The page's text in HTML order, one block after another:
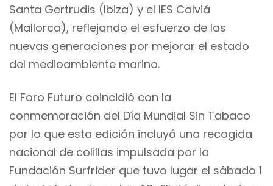
Santa Gertrudis (Ibiza) y el IES Calviá
(Mallorca), reflejando el esfuerzo de las
nuevas generaciones por mejorar el estado
del medioambiente marino.
El Foro Futuro coincidió con la
conmemoración del Día Mundial Sin Tabaco
por lo que esta edición incluyó una recogida
nacional de colillas impulsada por la
Fundación Surfrider que tuvo lugar el sábado 1